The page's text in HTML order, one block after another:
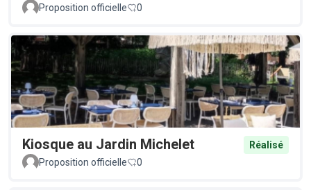
Proposition officielle 0
Kiosque au Jardin Michelet
Réalisé
Proposition officielle
0